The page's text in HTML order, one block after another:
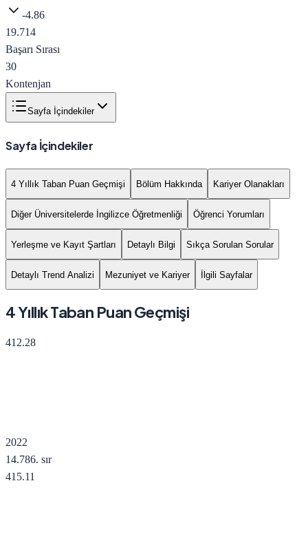
-4.86
19.714
Başarı Sırası
30
Kontenjan
Sayfa İçindekiler
Sayfa İçindekiler
4 Yıllık Taban Puan Geçmişi Bölüm Hakkında Kariyer Olanakları
Diğer Üniversitelerde İngilizce Öğretmenliği Öğrenci Yorumları
Yerleşme ve Kayıt Şartları Detaylı Bilgi Sıkça Sorulan Sorular
Detaylı Trend Analizi Mezuniyet ve Kariyer İlgili Sayfalar
4 Yıllık Taban Puan Geçmişi
412.28
2022
14.786. sır
415.11